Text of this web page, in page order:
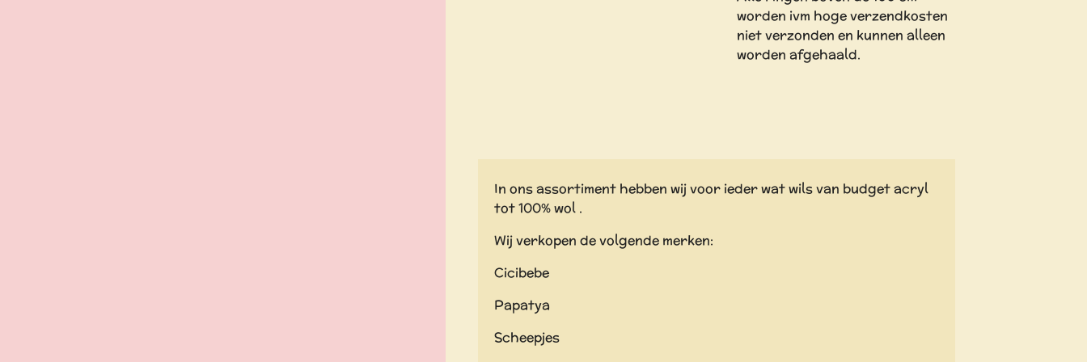
worden ivm hoge verzendkosten
niet verzonden en kunnen alleen
worden afgehaald.
In ons assortiment hebben wij voor ieder wat wils van budget acryl
tot 100% wol .
Wij verkopen de volgende merken:
Cicibebe
Papatya
Scheepjes